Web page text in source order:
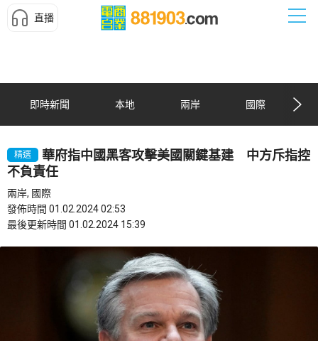
直播
即時新聞 本地 兩岸 國際
精選
華府指中國黑客攻擊美國關鍵基建 中方斥指控
不負責任
兩岸, 國際
發佈時間 01.02.2024 02:53
最後更新時間 01.02.2024 15:39